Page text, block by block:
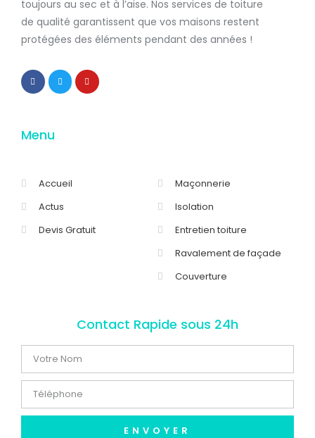
toujours au sec et à l’aise. Nos services de toiture
de qualité garantissent que vos maisons restent
protégées des éléments pendant des années !
Menu
Accueil
Actus
Devis Gratuit
Maçonnerie
Isolation
Entretien toiture
Ravalement de façade
Couverture
Contact Rapide sous 24h
ENVOYER